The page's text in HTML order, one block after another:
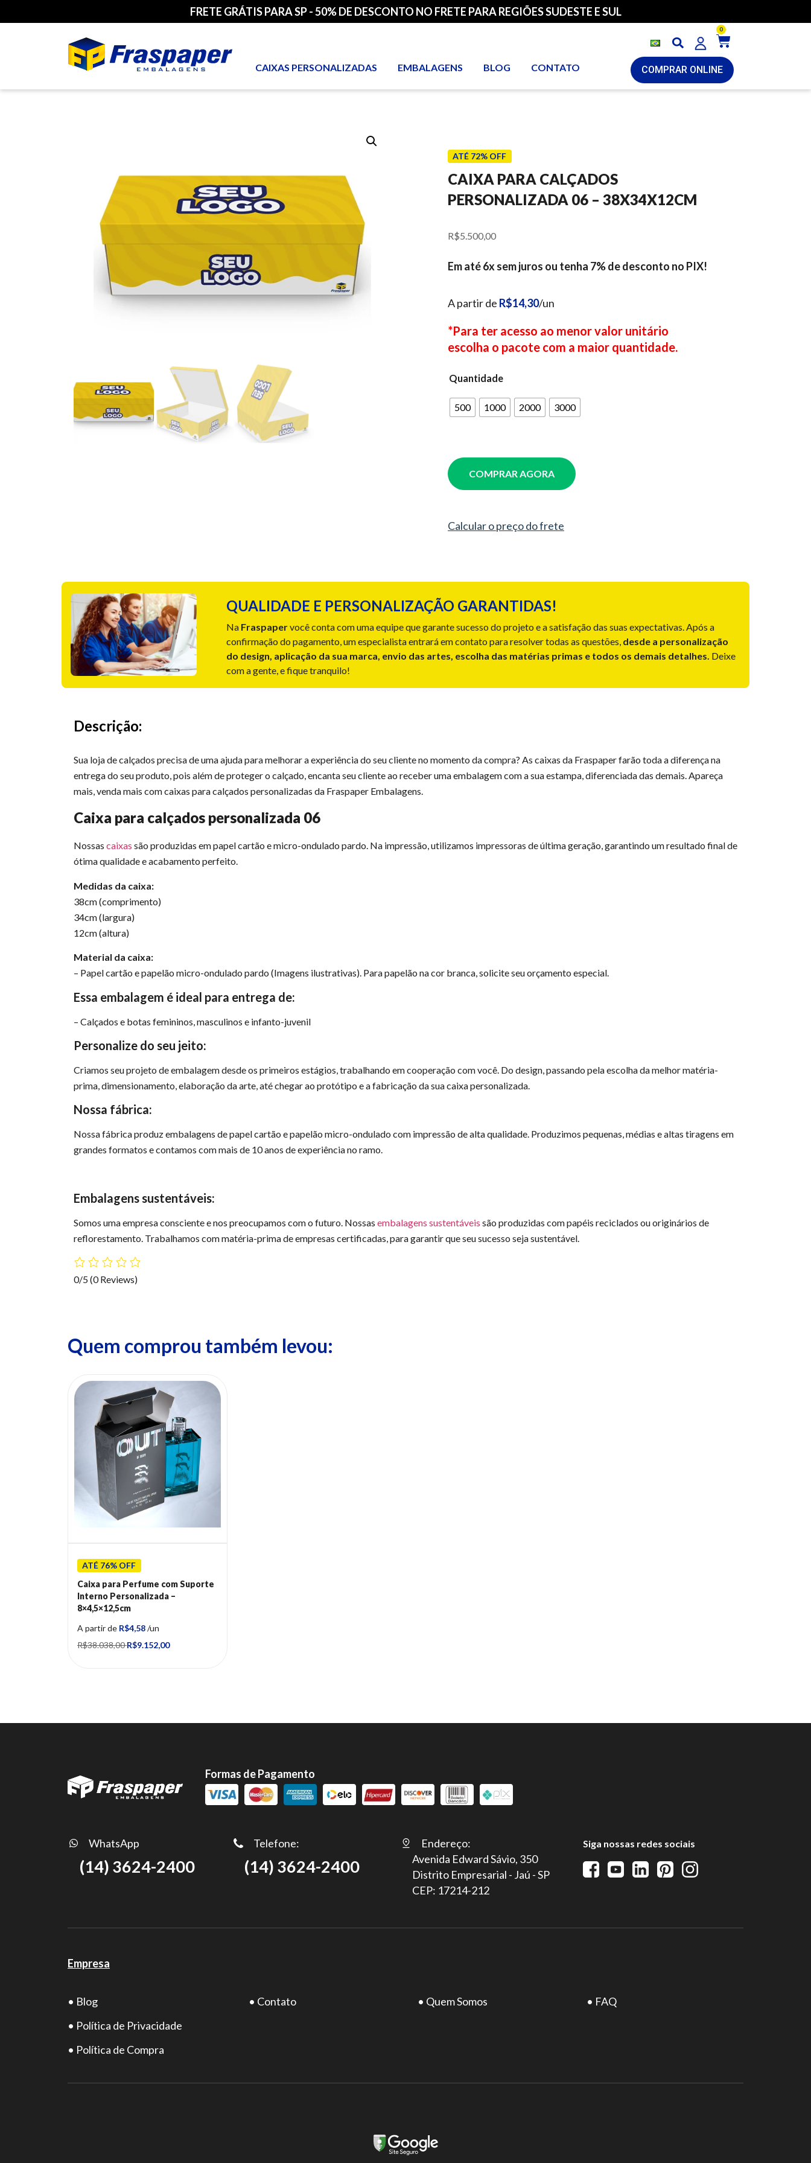
FRETE GRÁTIS PARA SP - 50% DE DESCONTO NO FRETE PARA REGIÕES SUDESTE E SUL
CAIXAS PERSONALIZADAS EMBALAGENS BLOG CONTATO
0
COMPRAR ONLINE
ATÉ 72% OFF
CAIXA PARA CALÇADOS
PERSONALIZADA 06 – 38X34X12CM
R$5.500,00
Em até 6x sem juros ou tenha 7% de desconto no PIX!
A partir de R$14,30/un
*Para ter acesso ao menor valor unitário
escolha o pacote com a maior quantidade.
Quantidade
500 1000 2000 3000
COMPRAR AGORA
Calcular o preço do frete
QUALIDADE E PERSONALIZAÇÃO GARANTIDAS!
Na Fraspapervocê conta com uma equipe que garante sucesso do projeto e a satisfação das suas expectativas. Após a
confirmação do pagamento, um especialista entrará em contato para resolver todas as questões, desde a personalização
do design, aplicação da sua marca, envio das artes, escolha das matérias primas e todos os demais detalhes. Deixe
com a gente, e fique tranquilo!
Descrição:
Sua loja de calçados precisa de uma ajuda para melhorar a experiência do seu cliente no momento da compra? As caixas da Fraspaper farão toda a diferença na
entrega do seu produto, pois além de proteger o calçado, encanta seu cliente ao receber uma embalagem com a sua estampa, diferenciada das demais. Apareça
mais, venda mais com caixas para calçados personalizadas da Fraspaper Embalagens.
Caixa para calçados personalizada 06
Nossas caixas são produzidas em papel cartão e micro-ondulado pardo. Na impressão, utilizamos impressoras de última geração, garantindo um resultado final de
ótima qualidade e acabamento perfeito.
Medidas da caixa:
38cm (comprimento)
34cm (largura)
12cm (altura)
Material da caixa:
– Papel cartão e papelão micro-ondulado pardo (Imagens ilustrativas). Para papelão na cor branca, solicite seu orçamento especial.
Essa embalagem é ideal para entrega de:
– Calçados e botas femininos, masculinos e infanto-juvenil
Personalize do seu jeito:
Criamos seu projeto de embalagem desde os primeiros estágios, trabalhando em cooperação com você. Do design, passando pela escolha da melhor matéria-
prima, dimensionamento, elaboração da arte, até chegar ao protótipo e a fabricação da sua caixa personalizada.
Nossa fábrica:
Nossa fábrica produz embalagens de papel cartão e papelão micro-ondulado com impressão de alta qualidade. Produzimos pequenas, médias e altas tiragens em
grandes formatos e contamos com mais de 10 anos de experiência no ramo.
Embalagens sustentáveis:
Somos uma empresa consciente e nos preocupamos com o futuro. Nossas embalagens sustentáveis são produzidas com papéis reciclados ou originários de
reflorestamento. Trabalhamos com matéria-prima de empresas certificadas, para garantir que seu sucesso seja sustentável.
0/5(0 Reviews)
Quem comprou também levou:
ATÉ 76% OFF
Caixa para Perfume com Suporte
Interno Personalizada –
8×4,5×12,5cm
A partir de R$4,58/un
R$38.038,00R$9.152,00
Formas de Pagamento
WhatsApp
(14) 3624-2400
Telefone:
(14) 3624-2400
Endereço:
Avenida Edward Sávio, 350
Distrito Empresarial - Jaú - SP
CEP: 17214-212
Siga nossas redes sociais
Empresa
• Blog
• Política de Privacidade
• Política de Compra
• Contato • Quem Somos • FAQ